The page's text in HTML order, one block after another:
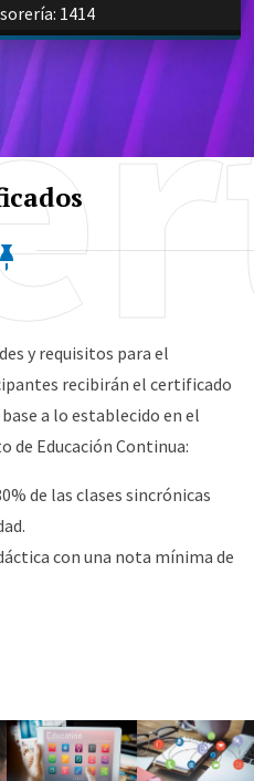
1414
y requisitos para el
recibirán el certificado
a lo establecido en el
de Educación Continua:
de las clases sincrónicas
con una nota mínima de